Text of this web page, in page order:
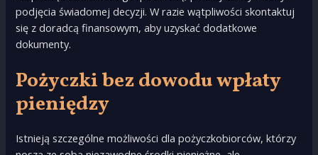
podjęcia świadomej decyzji. W razie wątpliwości skontaktuj
się z doradcą finansowym, aby uzyskać dodatkowe
dokumenty.
Pożyczki bez dowodu wpłaty
pieniędzy
Istnieją szczególne możliwości dla pożyczkobiorców, którzy